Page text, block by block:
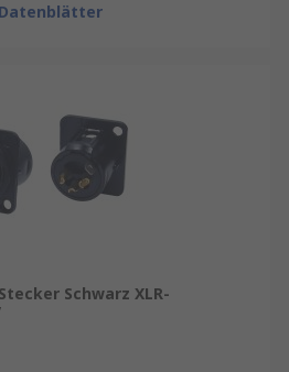
Datenblätter
Schwarz XLR-